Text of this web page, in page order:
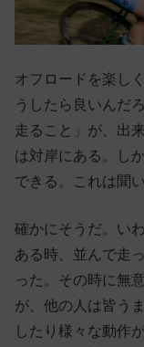
オフロードを楽し
うしたら良いんだ
走ること」が、出
は対岸にある。し
できる。これは聞
確かにそうだ。い
ある時、並んで走
った。その時に無
が、他の人は皆う
したり様々な動作